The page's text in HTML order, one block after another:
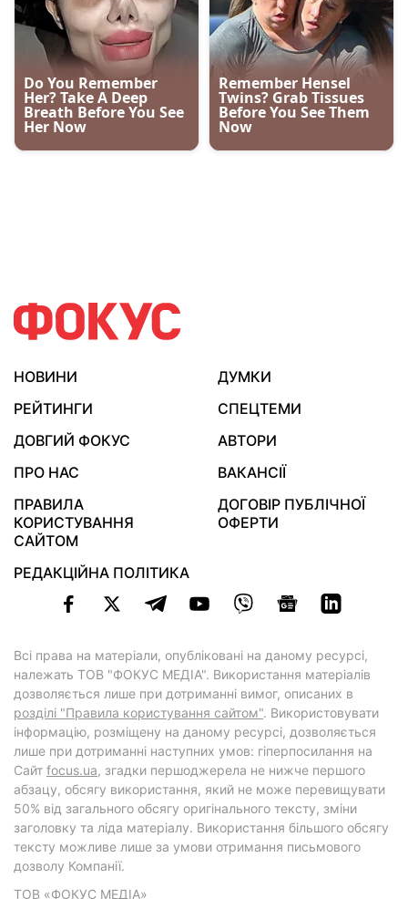
НОВИНИ
ДУМКИ
РЕЙТИНГИ
СПЕЦТЕМИ
ДОВГИЙ ФОКУС
АВТОРИ
ПРО НАС
ВАКАНСІЇ
ПРАВИЛА
КОРИСТУВАННЯ
САЙТОМ
ДОГОВІР ПУБЛІЧНОЇ
ОФЕРТИ
РЕДАКЦІЙНА ПОЛІТИКА
Всі права на матеріали, опубліковані на даному ресурсі,
належать ТОВ "ФОКУС МЕДІА". Використання матеріалів
дозволяється лише при дотриманні вимог, описаних в
розділі "Правила користування сайтом". Використовувати
інформацію, розміщену на даному ресурсі, дозволяється
лише при дотриманні наступних умов: гіперпосилання на
Cайт focus.ua, згадки першоджерела не нижче першого
абзацу, обсягу використання, який не може перевищувати
50% від загального обсягу оригінального тексту, зміни
заголовку та ліда матеріалу. Використання більшого обсягу
тексту можливе лише за умови отримання письмового
дозволу Компанії.
ТОВ «ФОКУС МЕДІА»